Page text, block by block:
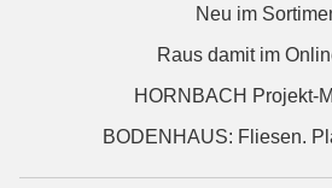
Neu im
Raus damit im
HORNBACH Projekt-
BODENHAUS: Fliesen.